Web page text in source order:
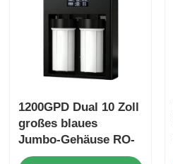
1200GPD Dual 10 Zoll
großes blaues
Jumbo-Gehäuse RO-
Wasserreiniger-